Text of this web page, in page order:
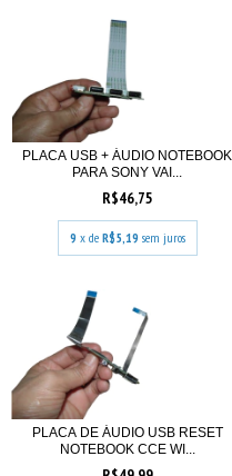
PLACA USB + ÁUDIO NOTEBOOK
PARA SONY VAI...
R$46,75
9 x de R$5,19 sem juros
PLACA DE ÁUDIO USB RESET
NOTEBOOK CCE WI...